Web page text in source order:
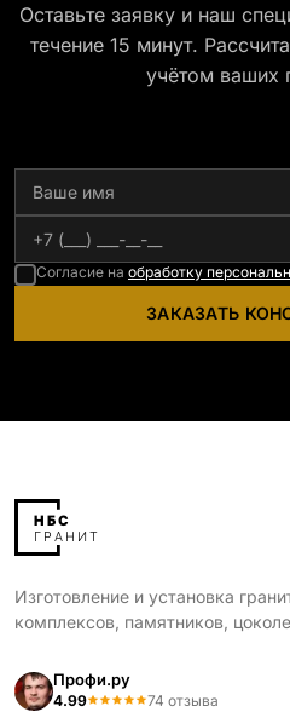
Оставьте заявку и наш
течение 15 минут.
учётом ваших
Согласие на обработку
ЗАКАЗАТЬ
Изготовление и установка
комплексов, памятников,
Профи.ру
4.99 74 отзыва